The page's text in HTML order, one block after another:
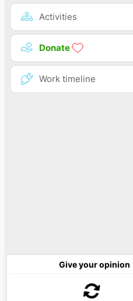
Activities
Donate
Work timeline
Give your opinion